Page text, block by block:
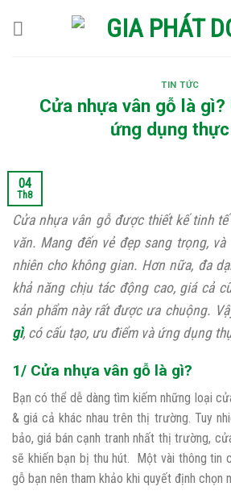
TIN TỨC
Cửa nhựa vân gỗ là gì?
ứng dụng
04
Th8
Cửa nhựa vân gỗ được thiết kế tinh
văn. Mang đến vẻ đẹp sang trọng,
nhiên cho không gian. Hơn nữa, đa
khả năng chịu tác động cao, giá cả
sản phẩm này rất được ưa chuộng.
gì, có cấu tạo, ưu điểm và ứng dụng
1/ Cửa nhựa vân gỗ là gì?
Bạn có thể dễ dàng tìm kiếm những loại
& giá cả khác nhau trên thị trường. Tuy
bảo, giá bán cạnh tranh nhất thị trường,
sẽ khiến bạn bị thu hút. Một vài thông tin
gỗ bạn nên tham khảo khi quyết định chọn